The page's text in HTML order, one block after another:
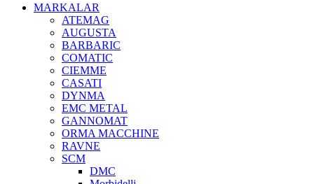
MARKALAR
ATEMAG
AUGUSTA
BARBARIC
COMATIC
CIEMME
CASATI
DYNMA
EMC METAL
GANNOMAT
ORMA MACCHINE
RAVNE
SCM
DMC